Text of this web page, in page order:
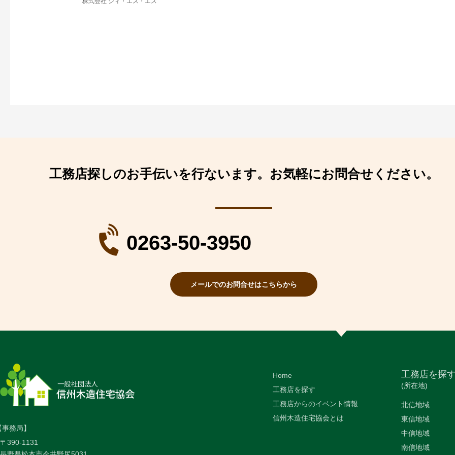
工務店探しのお手伝いを行ないます。 お気軽にお問合せください。
0263-50-3950
メールでのお問合せはこちらから
務局】
〒390-1131
Home
工務店を探す
工務店からのイベント情報
信州木造住宅協会とは
工務店を探
(所在地)
北信地域
東信地域
中信地域
南信地域